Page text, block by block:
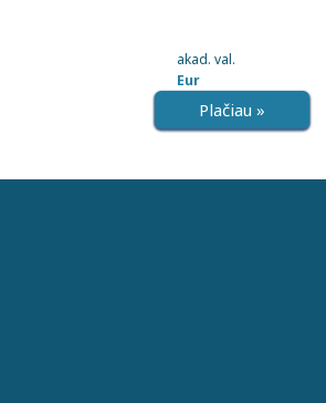
akad. val.
Eur
Plačiau »